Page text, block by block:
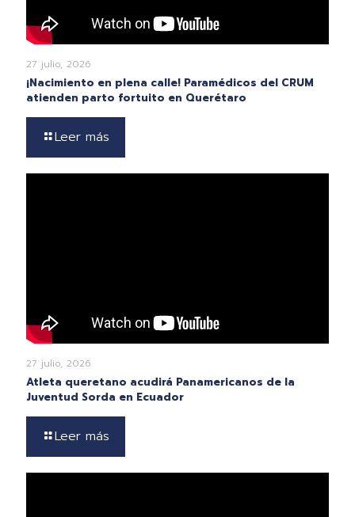
27 julio, 2026
¡Nacimiento en plena calle! Paramédicos del CRUM
atienden parto fortuito en Querétaro
Leer más
27 julio, 2026
Atleta queretano acudirá Panamericanos de la
Juventud Sorda en Ecuador
Leer más